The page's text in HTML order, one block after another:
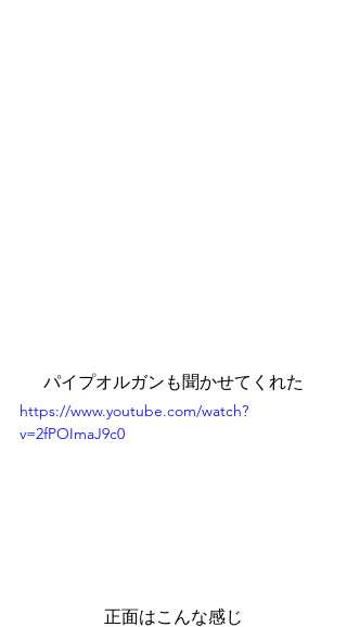
パイプオルガンも聞かせてくれた
https://www.youtube.com/watch?
v=2fPOImaJ9c0
正面はこんな感じ